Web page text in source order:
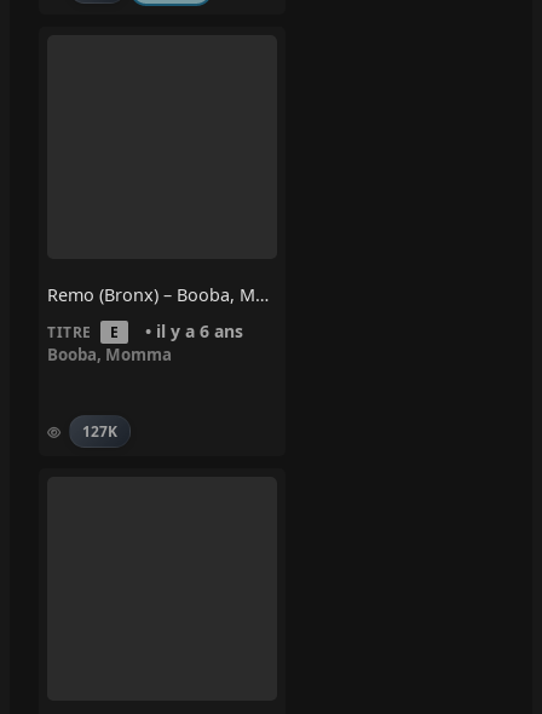
Remo (Bronx) – Booba, Momma
TITRE E • il y a 6 ans
Booba, Momma
127K